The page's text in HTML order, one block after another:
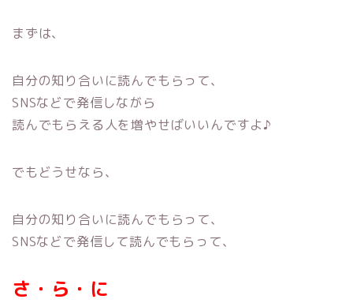
まずは、
自分の知り合いに読んでもらって、
SNSなどで発信しながら
読んでもらえる人を増やせばいいんですよ♪
でもどうせなら、
自分の知り合いに読んでもらって、
SNSなどで発信して読んでもらって、
さ・ら・に